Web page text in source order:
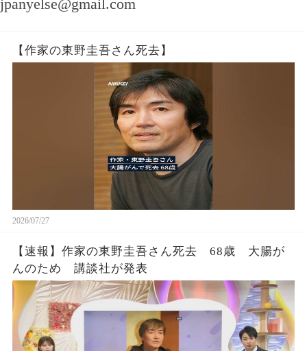
jpanyelse@gmail.com
【作家の東野圭吾さん死去】
2026/07/27
【速報】作家の東野圭吾さん死去 68歳 大腸が
んのため 講談社が発表